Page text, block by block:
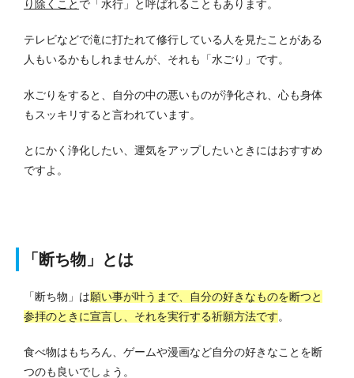
り除くこと で「水行」と呼ばれることもあります。
テレビなどで滝に打たれて修行している人を見たことがある
人もいるかもしれませんが、それも「水ごり」です。
水ごりをすると、自分の中の悪いものが浄化され、心も身体
もスッキリすると言われています。
とにかく浄化したい、運気をアップしたいときにはおすすめ
ですよ。
「断ち物」とは
「断ち物」は願い事が叶うまで、自分の好きなものを断つと
参拝のときに宣言し、それを実行する祈願方法です。
食べ物はもちろん、ゲームや漫画など自分の好きなことを断
つのも良いでしょう。